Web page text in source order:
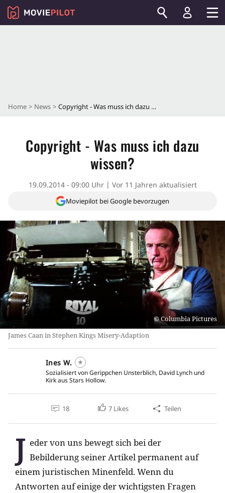
Home News Copyright - Was muss ich dazu wissen?
Copyright - Was muss ich dazu
wissen?
19.09.2014 - 09:00 Uhr Vor 11 Jahren aktualisiert
Moviepilot bei Google bevorzugen
Columbia Pictures
James Caan in Stephen Kings Misery-Adaption
Ines W.
Sozialisiert von Gerippchen Unsterblich, David Lynch und
Kirk aus Stars Hollow.
18 7 Likes Teilen
J eder von uns bewegt sich bei der
Bebilderung seiner Artikel permanent auf
einem juristischen Minenfeld. Wenn du
Antworten auf einige der wichtigsten Fragen